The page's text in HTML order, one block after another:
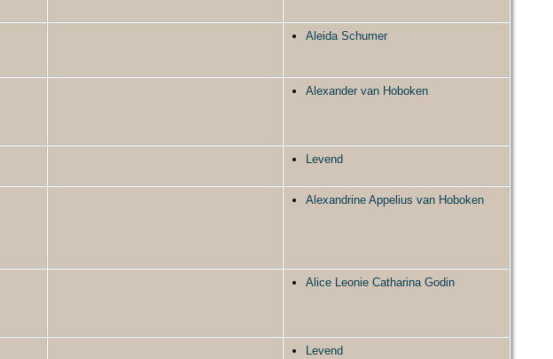
Aleida Schumer
Alexander van Hoboken
Levend
Alexandrine Appelius van Hoboken
Alice Leonie Catharina Godin
Levend